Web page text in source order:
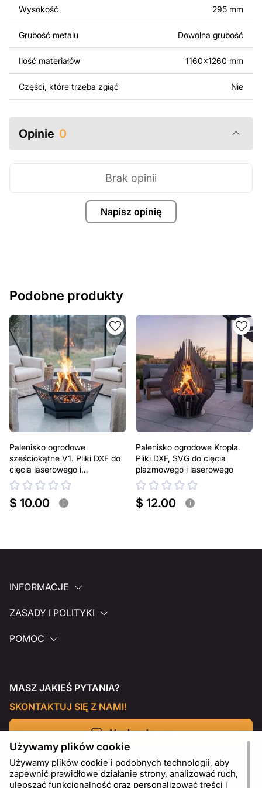
surowo zabronione.
Za dodatkową opłatą możemy dostosować projekt
poprzez dodanie tekstu, obrazów lub logo Twojej firmy
albo wprowadzenie innych modyfikacji według Twoich
metalowego produktu, skontaktuj się z nami.
pomocy, skontaktuj się z nami w dowolnym momencie –
zawsze chętnie pomożemy.
Wysokość 295 mm
Grubość metalu Dowolna grubość
Ilość materiałów 1160x1260 mm
Części, które trzeba zgiąć Nie
Opinie 0
Napisz opinię
Brak opinii
Podobne produkty
Palenisko ogrodowe
sześciokątne V1. Pliki DXF do
cięcia laserowego i
plazmowego
$ 10.00 i
Palenisko ogrodowe Kropla.
Pliki DXF, SVG do cięcia
plazmowego i laserowego
$ 12.00 i
INFORMACJE
ZASADY I POLITYKI
POMOC
MASZ JAKIEŚ PYTANIA?
SKONTAKTUJ SIĘ Z NAMI!
Napisz do nas
Używamy plików cookie
Używamy plików cookie i podobnych technologii, aby
zapewnić prawidłowe działanie strony, analizować ruch,
ulepszać funkcjonalność oraz personalizować treści i